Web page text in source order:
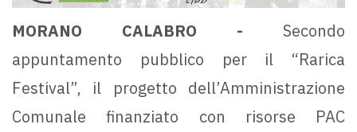
MORANO CALABRO - Secondo
appuntamento pubblico per il “Rarica
Festival”, il progetto dell’Amministrazione
Comunale finanziato con risorse PAC